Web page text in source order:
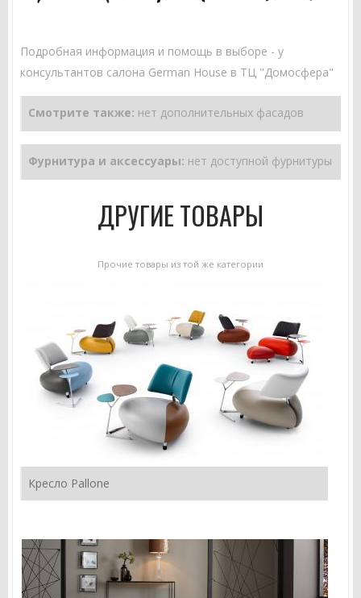
Подробная информация и помощь в выборе - у
консультантов салона German House в ТЦ "Домосфера"
Смотрите также: нет дополнительных фасадов
Фурнитура и аксессуары: нет доступной фурнитуры
ДРУГИЕ ТОВАРЫ
Прочие товары из той же категории
Кресло Pallone